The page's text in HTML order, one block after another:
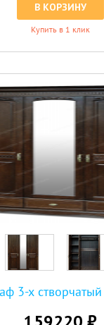
В КОРЗИНУ
Купить в 1 клик
3-х